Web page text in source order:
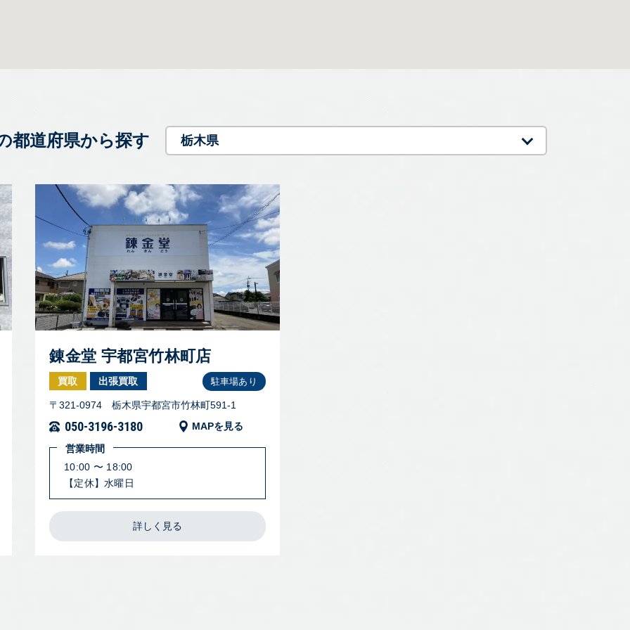
都道府県から探す 栃木県
錬金堂 宇都宮竹林町店
買取 出張買取 駐車場あり
〒321-0974 栃木県宇都宮市竹林町591-1
050-3196-3180
MAPを見る
営業時間
10:00 〜 18:00
【定休】水曜日
詳しく見る